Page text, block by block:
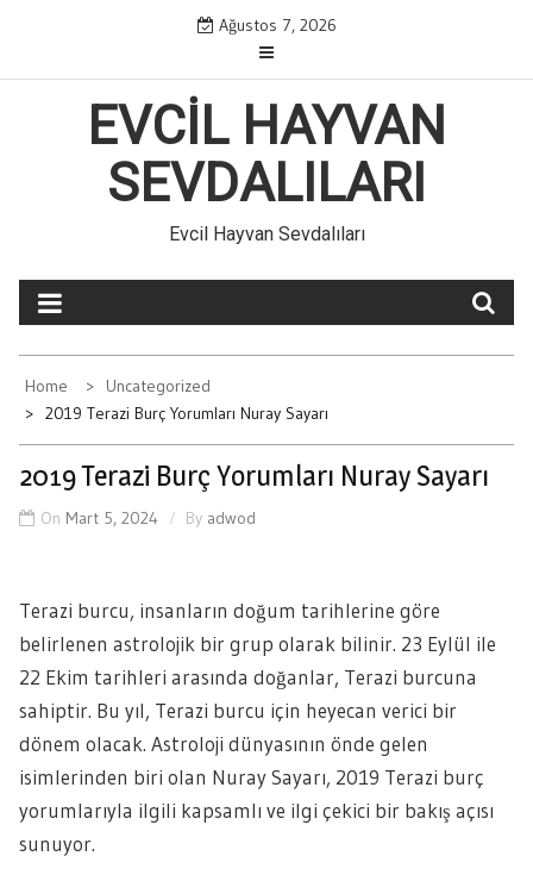
content
Ağustos 7, 2026
EVCIL HAYVAN
SEVDALILARI
Evcil Hayvan Sevdalıları
Home
Uncategorized
2019 Terazi Burç Yorumları Nuray Sayarı
2019 Terazi Burç Yorumları Nuray Sayarı
On Mart 5, 2024 By adwod
Terazi burcu, insanların doğum tarihlerine göre
belirlenen astrolojik bir grup olarak bilinir. 23 Eylül ile
22 Ekim tarihleri arasında doğanlar, Terazi burcuna
sahiptir. Bu yıl, Terazi burcu için heyecan verici bir
dönem olacak. Astroloji dünyasının önde gelen
isimlerinden biri olan Nuray Sayarı, 2019 Terazi burç
yorumlarıyla ilgili kapsamlı ve ilgi çekici bir bakış açısı
sunuyor.